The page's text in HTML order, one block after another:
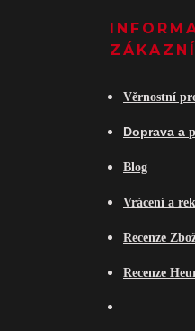
Věrnostní
Doprava a
Blog
Vrácení a
Recenze
Recenze